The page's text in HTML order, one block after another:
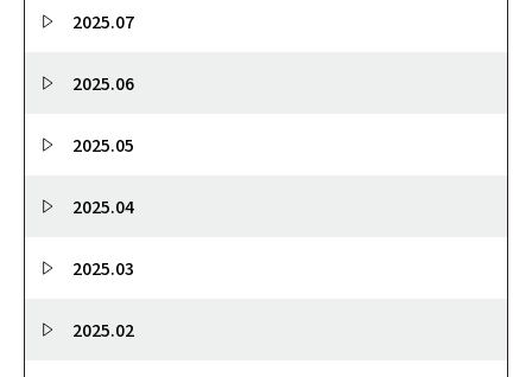
2025.07
2025.06
2025.05
2025.04
2025.03
2025.02